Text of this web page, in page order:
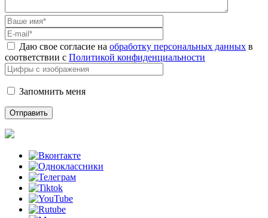
Даю свое согласие на обработку персональных данных в
соответствии с Политикой конфиденциальности
Запомнить меня